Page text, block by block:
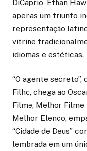
DiCaprio, Ethan
apenas um triunfo
representação
vitrine
idiomas e estéticas.
“O agente
Filho, chega ao
Filme, Melhor
Melhor Elenco,
“Cidade de Deus”
lembrada em um